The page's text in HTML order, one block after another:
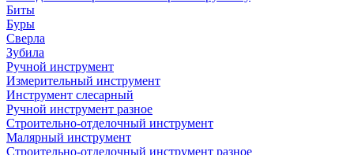
Биты
Буры
Сверла
Зубила
Ручной инструмент
Измерительный инструмент
Инструмент слесарный
Ручной инструмент разное
Строительно-отделочный инструмент
Малярный инструмент
Строительно-отделочный инструмент разное